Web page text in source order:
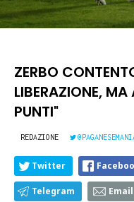
ZERBO
LIBERAZIONE, MA
PUNTI"
REDAZIONE
Twitter
Telegram Email